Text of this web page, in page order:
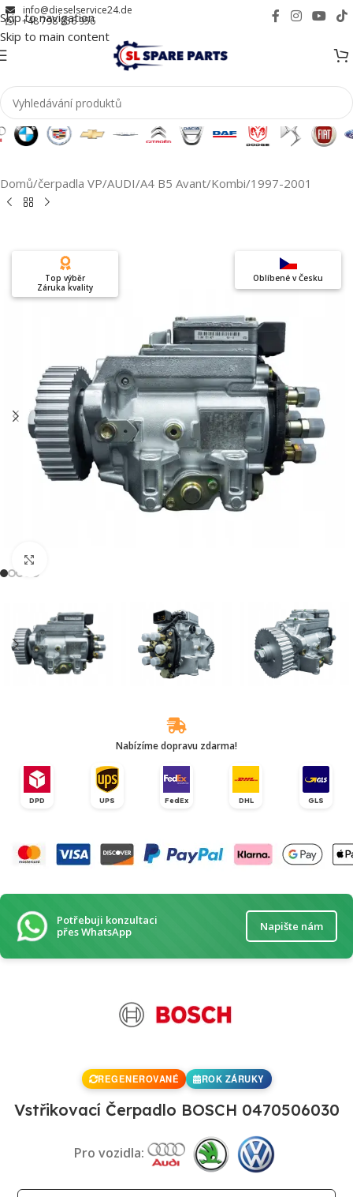
Skip to navigation
Skip to main content
info@dieselservice24.de
+48 798 956 956
Domů/čerpadla VP/AUDI/A4 B5 Avant/Kombi/1997-2001
Oblíbené v Česku
Top výběr
Záruka kvality
Nabízíme dopravu zdarma!
DPD UPS FedEx DHL GLS
Potřebuji konzultaci
přes WhatsApp
Napište nám
REGENEROVANÉ ROK ZÁRUKY
Vstřikovací Čerpadlo BOSCH 0470506030
Pro vozidla: